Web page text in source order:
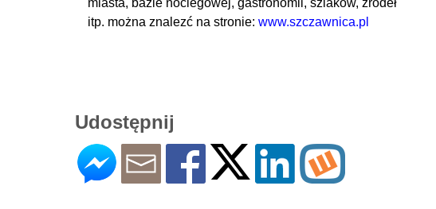
miasta, bazie noclegowej, gastronomii, szlaków, zródeł
itp. można znalezć na stronie: www.szczawnica.pl
Udostępnij